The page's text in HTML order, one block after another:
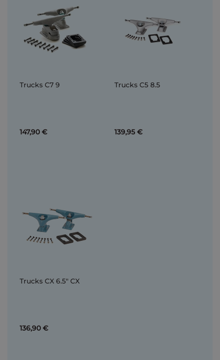
Trucks C7 9
147,90 €
Trucks C5 8.5
139,95 €
Trucks CX 6.5" CX
136,90 €